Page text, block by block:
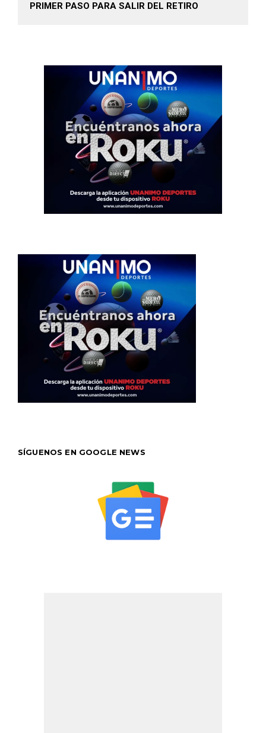
PRIMER PASO PARA SALIR DEL RETIRO
SÍGUENOS EN GOOGLE NEWS